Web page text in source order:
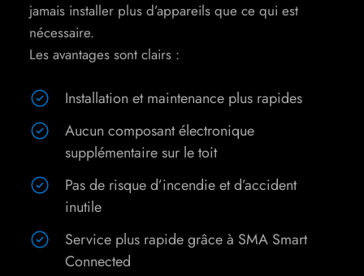
jamais installer plus d’appareils que ce qui est
nécessaire.
Les avantages sont clairs :
Installation et maintenance plus rapides
Aucun composant électronique
supplémentaire sur le toit
Pas de risque d’incendie et d’accident
inutile
Service plus rapide grâce à SMA Smart
Connected